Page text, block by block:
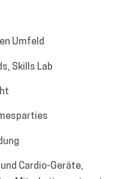
Umfeld
Skills Lab
Cardio-Geräte,